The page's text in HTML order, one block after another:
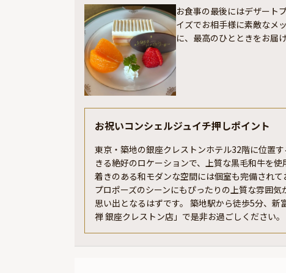
お食事の最後にはデザート
イズでお相手様に素敵なメ
に、最高のひとときをお届け
お祝いコンシェルジュイチ押しポイント
東京・築地の銀座クレストンホテル32階に位置
きる絶好のロケーションで、上質な黒毛和牛を
着きのある和モダンな空間には個室も完備され
プロポーズのシーンにもぴったりの上質な雰囲
思い出となるはずです。 築地駅から徒歩5分、
禅 銀座クレストン店」で是非お過ごしください。